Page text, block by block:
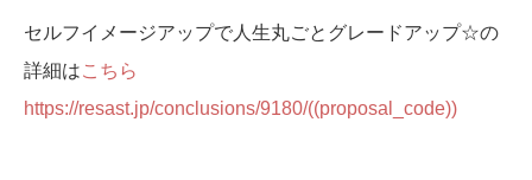
セルフイメージアップで人生丸ごとグレードアップ☆の
詳細はこちら
https://resast.jp/conclusions/9180/((proposal_code))